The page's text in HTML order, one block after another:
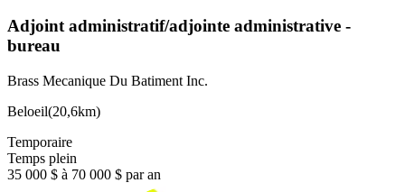
Adjoint administratif/adjointe administrative -
bureau
Brass Mecanique Du Batiment Inc.
Beloeil(20,6km)
Temporaire
Temps plein
35 000 $ à 70 000 $ par an